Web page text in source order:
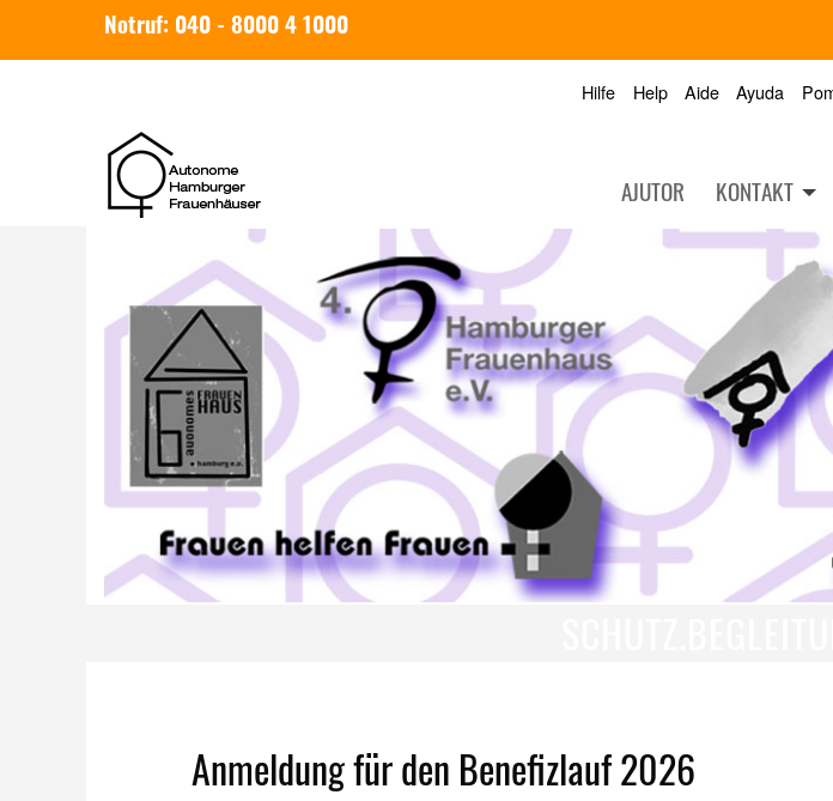
Notruf: 040 - 8000 4 1000
Hilfe Help Aide Ayuda
KONTAKT
AJUTOR
Anmeldung für den Benefizlauf 2026